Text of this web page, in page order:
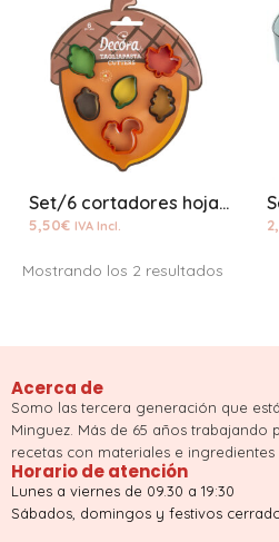
Set/6 cortadores hojas mini plastico
5,50€ IVA Incl.
Mostrando los 2 resultados
Acerca de
Somo las tercera generación que
Minguez. Más de 65 años trabajando
recetas con materiales e ingredientes
Horario de atención
Lunes a viernes de 09.30 a 19:30
Sábados, domingos y festivos